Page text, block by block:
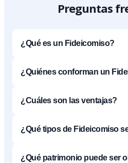
Preguntas
¿Qué es un Fideicomiso?
¿Quiénes conforman un
¿Cuáles son las ventajas?
¿Qué tipos de Fideicomiso
¿Qué patrimonio puede ser